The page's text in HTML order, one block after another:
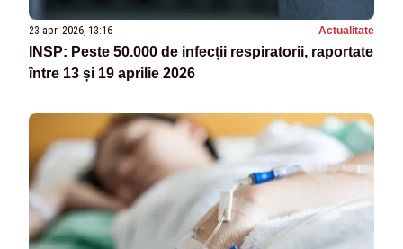
23 apr. 2026, 13:16 Actualitate
INSP: Peste 50.000 de infecții respiratorii, raportate
între 13 și 19 aprilie 2026